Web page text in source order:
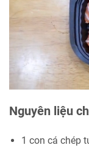
Nguyên liệu
1 con cá chép